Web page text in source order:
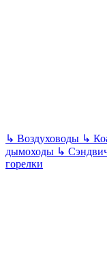
↳ Воздуховоды ↳
дымоходы ↳
горелки